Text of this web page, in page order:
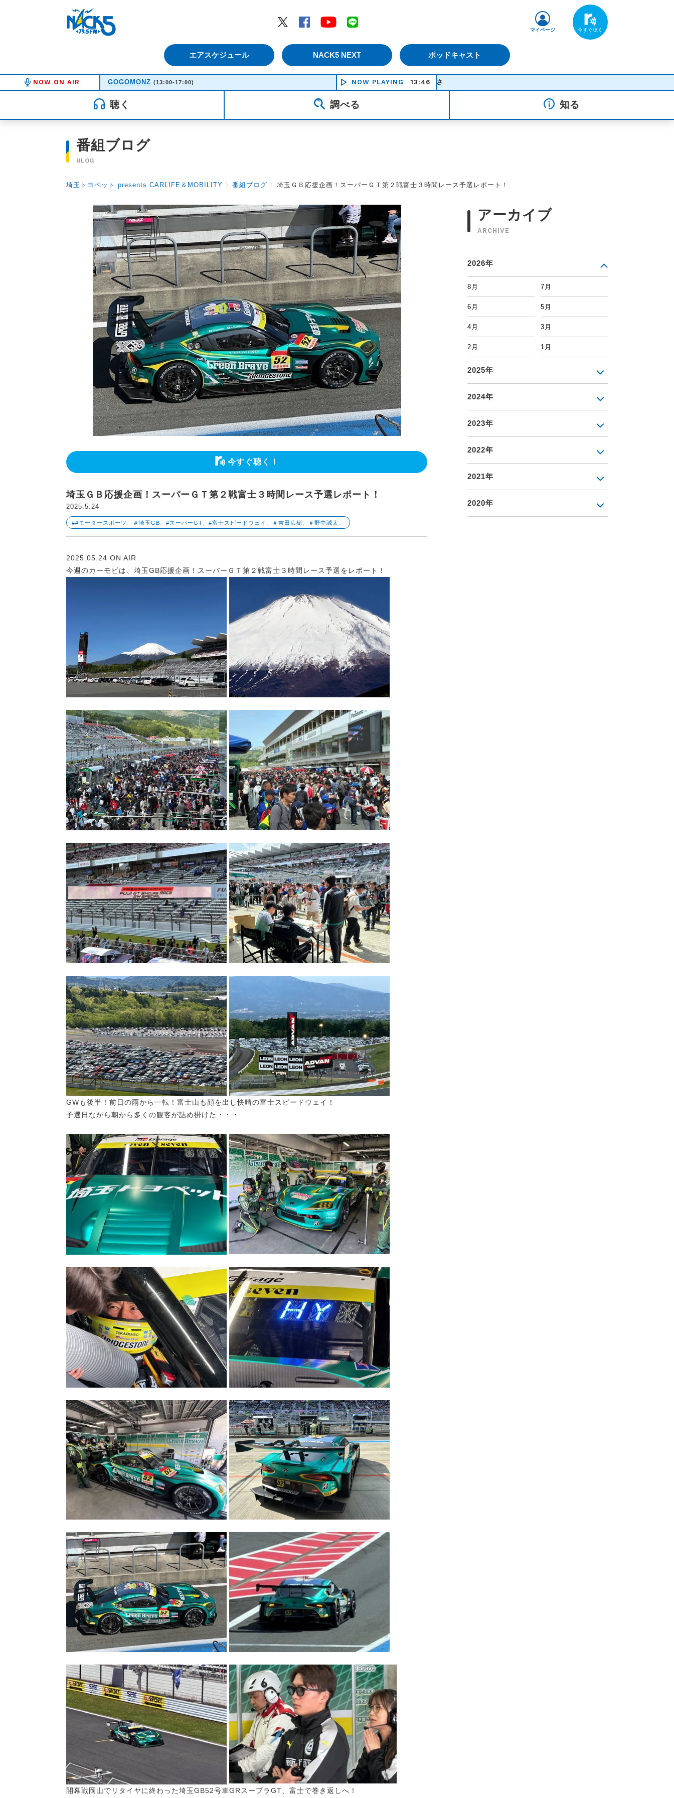
Twitter
Facebook YouTube
エアスケジュール NACK5 NEXT ポッドキャスト
マイページ
NOW ON AIR GOGOMONZ (13:00-17:00) NOW PLAYING 13:46
聴く 調べる 知る
番組ブログ
BLOG
埼玉トヨペット presents CARLIFE＆MOBILITY 〉 番組ブログ 〉 埼玉ＧＢ応援企画！スーパーＧＴ第２戦富士３時間レース予選レポート！
今すぐ聴く！
埼玉ＧＢ応援企画！スーパーＧＴ第２戦富士３時間レース予選レポート！
2025.5.24
##モータースポーツ、＃埼玉GB、#スーパーGT、#富士スピードウェイ、＃吉田広樹、＃野中誠太、
2025.05.24 ON AIR
今週のカーモビは、埼玉GB応援企画！スーパーＧＴ第２戦富士３時間レース予選をレポート！
GWも後半！前日の雨から一転！富士山も顔を出し快晴の富士スピードウェイ！
予選日ながら朝から多くの観客が詰め掛けた・・・
開幕戦岡山でリタイヤに終わった埼玉GB52号車GRスープラGT、富士で巻き返しへ！
アーカイブ
ARCHIVE
2026年
8月 7月
6月 5月
4月 3月
2月 1月
2025年
2024年
2023年
2022年
2021年
2020年